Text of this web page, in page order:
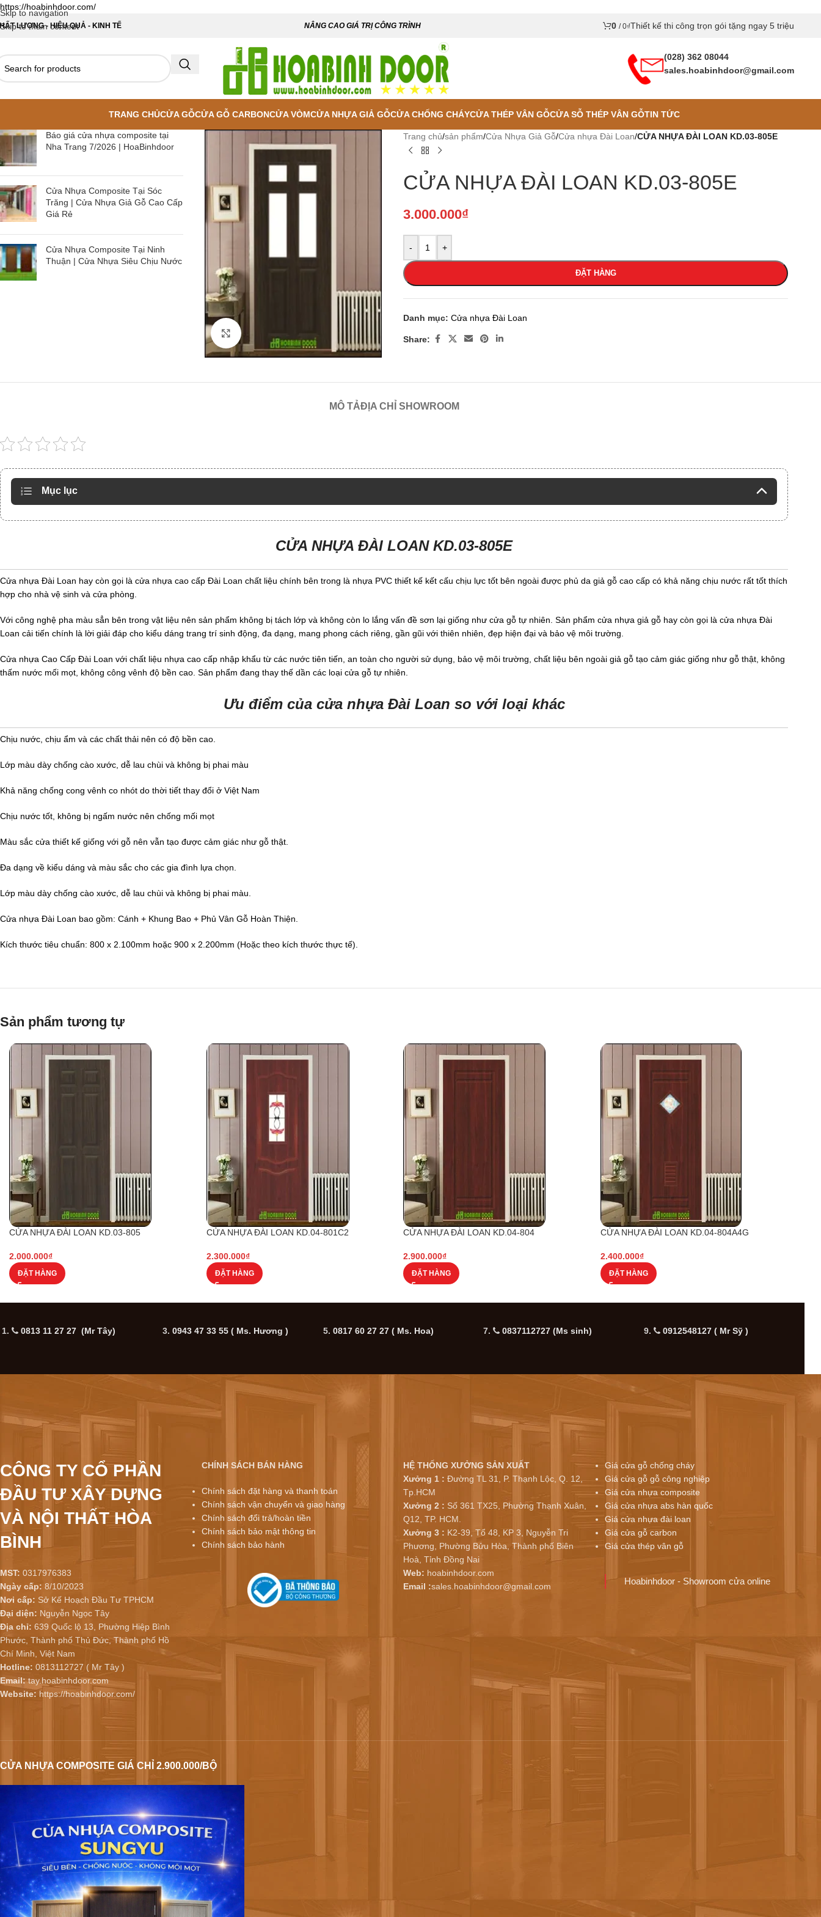
https://hoabinhdoor.com/
Skip to navigation
Skip to main content
LƯỢNG - HIỆU QUẢ - KINH TẾ NÂNG CAO GIÁ TRỊ CÔNG TRÌNH 0 / 0₫Thiết kế thi công trọn gói tặng ngay 5 triệu
(028) 362 08044
sales.hoabinhdoor@gmail.com
TRANG CHỦCỬA GỖCỬA GỖ CARBONCỬA VÒMCỬA NHỰA GIẢ GỖCỬA CHỐNG CHÁYCỬA THÉP VÂN GỖCỬA SỖ THÉP VÂN GỖTIN TỨC
Báo giá cửa nhựa composite tại
Nha Trang 7/2026 | HoaBinhdoor
Cửa Nhựa Composite Tại Sóc
Trăng | Cửa Nhựa Giả Gỗ Cao Cấp
Giá Rẻ
Cửa Nhựa Composite Tại Ninh
Thuận | Cửa Nhựa Siêu Chịu Nước
Trang chủ/sản phẩm/Cửa Nhựa Giả Gỗ/Cửa nhựa Đài Loan/CỬA NHỰA ĐÀI LOAN KD.03-805E
CỬA NHỰA ĐÀI LOAN KD.03-805E
3.000.000₫
- +
ĐẶT HÀNG
Danh mục: Cửa nhựa Đài Loan
Share:
MÔ TẢĐỊA CHỈ SHOWROOM
Mục lục
CỬA NHỰA ĐÀI LOAN KD.03-805E
Cửa nhựa Đài Loan hay còn gọi là cửa nhựa cao cấp Đài Loan chất liệu chính bên trong là nhựa PVC thiết kế kết cấu chịu lực tốt bên ngoài được phủ da giả gỗ cao cấp có khả năng chịu nước rất tốt thích
hợp cho nhà vệ sinh và cửa phòng.
Với công nghệ pha màu sẳn bên trong vật liệu nên sản phẩm không bị tách lớp và không còn lo lắng vấn đề sơn lại giống như cửa gỗ tự nhiên. Sản phẩm cửa nhựa giả gỗ hay còn gọi là cửa nhựa Đài
Loan cải tiến chính là lời giải đáp cho kiểu dáng trang trí sinh động, đa dạng, mang phong cách riêng, gần gũi với thiên nhiên, đẹp hiện đại và bảo vệ môi trường.
Cửa nhựa Cao Cấp Đài Loan với chất liệu nhựa cao cấp nhập khẩu từ các nước tiên tiến, an toàn cho người sử dụng, bảo vệ môi trường, chất liệu bên ngoài giả gỗ tạo cảm giác giống như gỗ thật, không
thấm nước mối mọt, không công vênh độ bền cao. Sản phẩm đang thay thế dần các loại cửa gỗ tự nhiên.
Ưu điểm của cửa nhựa Đài Loan so với loại khác
Chịu nước, chịu ẩm và các chất thải nên có độ bền cao.
Lớp màu dày chống cào xước, dễ lau chùi và không bị phai màu
Khả năng chống cong vênh co nhót do thời tiết thay đổi ở Việt Nam
Chịu nước tốt, không bị ngấm nước nên chống mối mọt
Màu sắc cửa thiết kế giống với gỗ nên vẫn tạo được cảm giác như gỗ thật.
Đa dạng về kiểu dáng và màu sắc cho các gia đình lựa chọn.
Lớp màu dày chống cào xước, dễ lau chùi và không bị phai màu.
Cửa nhựa Đài Loan bao gồm: Cánh + Khung Bao + Phủ Vân Gỗ Hoàn Thiện.
Kích thước tiêu chuẩn: 800 x 2.100mm hoặc 900 x 2.200mm (Hoặc theo kích thước thực tế).
Sản phẩm tương tự
CỬA NHỰA ĐÀI LOAN KD.03-805
2.000.000₫
ĐẶT HÀNG
CỬA NHỰA ĐÀI LOAN KD.04-801C2
2.300.000₫
ĐẶT HÀNG
CỬA NHỰA ĐÀI LOAN KD.04-804
2.900.000₫
ĐẶT HÀNG
CỬA NHỰA ĐÀI LOAN KD.04-804A4G
2.400.000₫
ĐẶT HÀNG
1. 0813 11 27 27 (Mr Tây) 3. 0943 47 33 55( Ms. Hương ) 5. 0817 60 27 27( Ms. Hoa) 7. 0837112727 (Ms sinh) 9. 0912548127 ( Mr Sỹ )
CÔNG TY CỔ PHẦN
ĐẦU TƯ XÂY DỰNG
VÀ NỘI THẤT HÒA
BÌNH
MST: 0317976383
Ngày cấp: 8/10/2023
Nơi cấp: Sở Kế Hoạch Đầu Tư TPHCM
Đại diện: Nguyễn Ngọc Tây
Địa chỉ: 639 Quốc lộ 13, Phường Hiệp Bình
Phước, Thành phố Thủ Đức, Thành phố Hồ
Chí Minh, Việt Nam
Hotline: 0813112727 ( Mr Tây )
Email:tay.hoabinhdoor.com
Website: https://hoabinhdoor.com/
CHÍNH SÁCH BÁN HÀNG
Chính sách đặt hàng và thanh toán
Chính sách vận chuyển và giao hàng
Chính sách đổi trả/hoàn tiền
Chính sách bảo mật thông tin
Chính sách bảo hành
HỆ THỐNG XƯỞNG SẢN XUẤT
Xưởng 1 : Đường TL 31, P. Thạnh Lộc, Q. 12,
Tp.HCM
Xưởng 2 : Số 361 TX25, Phường Thạnh Xuân,
Q12, TP. HCM.
Xưởng 3 : K2-39, Tổ 48, KP 3, Nguyễn Tri
Phương, Phường Bửu Hòa, Thành phố Biên
Hoà, Tỉnh Đồng Nai
Web: hoabinhdoor.com
Email :sales.hoabinhdoor@gmail.com
Giá cửa gỗ chống cháy
Giá cửa gỗ gỗ công nghiệp
Giá cửa nhựa composite
Giá cửa nhựa abs hàn quốc
Giá cửa nhựa đài loan
Giá cửa gỗ carbon
Giá cửa thép vân gỗ
Hoabinhdoor - Showroom cửa online
CỬA NHỰA COMPOSITE GIÁ CHỈ 2.900.000/BỘ